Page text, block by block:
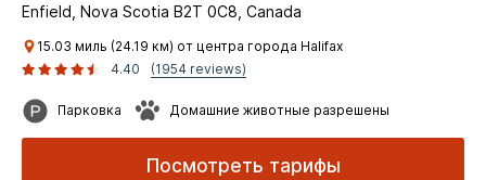
Enfield, Nova Scotia B2T 0C8, Canada
15.03 миль (24.19 км) от центра города Halifax
4.40
(1954 reviews)
Парковка Домашние животные разрешены
Посмотреть тарифы